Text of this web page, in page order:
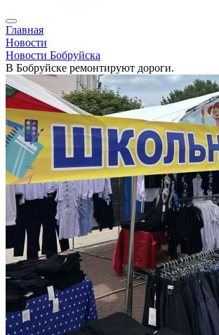
Главная
Новости
Новости Бобруйска
В Бобруйске ремонтируют дороги.